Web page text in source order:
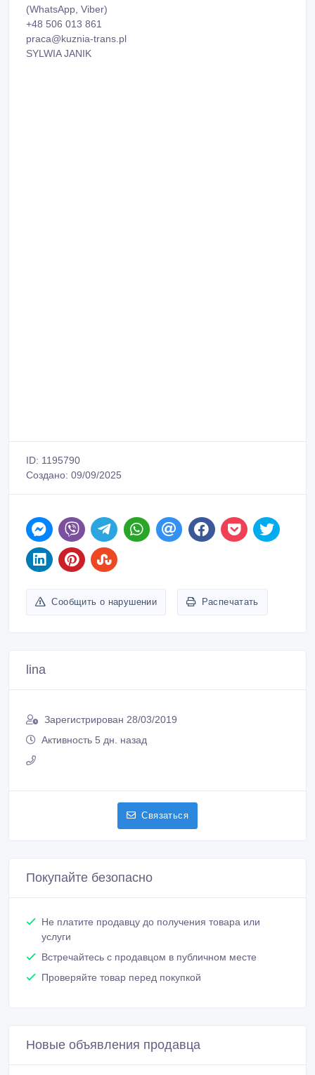
(WhatsApp, Viber)
+48 506 013 861
praca@kuznia-trans.pl
SYLWIA JANIK
ID: 1195790
Создано: 09/09/2025
Сообщить о нарушении Распечатать
lina
Зарегистрирован 28/03/2019
Активность 5 дн. назад
Связаться
Покупайте безопасно
Не платите продавцу до получения товара или
услуги
Встречайтесь с продавцом в публичном месте
Проверяйте товар перед покупкой
Новые объявления продавца